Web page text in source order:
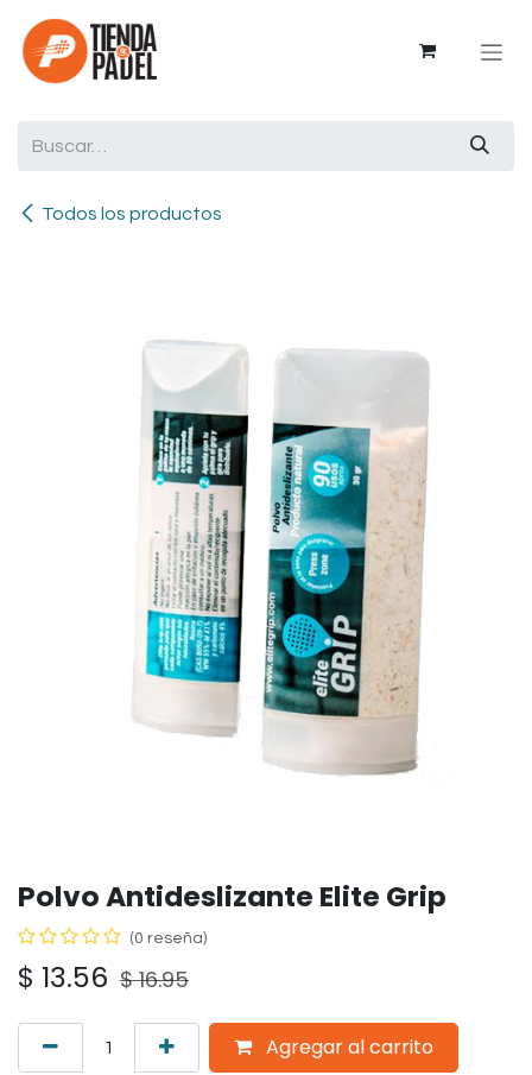
Ir al contenido
Todos los productos
Polvo Antideslizante Elite Grip
(0 reseña)
$ 13.56 $16.95
Agregar al carrito